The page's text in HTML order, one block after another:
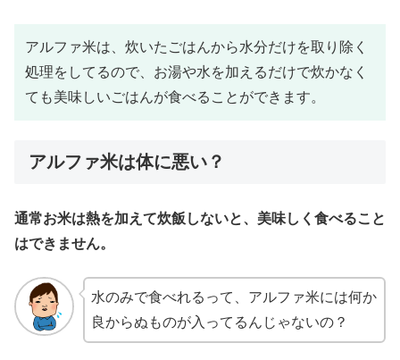
アルファ米は、炊いたごはんから水分だけを取り除く
処理をしてるので、お湯や水を加えるだけで炊かなく
ても美味しいごはんが食べることができます。
アルファ米は体に悪い？
通常お米は熱を加えて炊飯しないと、美味しく食べること
はできません。
水のみで食べれるって、アルファ米には何か
良からぬものが入ってるんじゃないの？